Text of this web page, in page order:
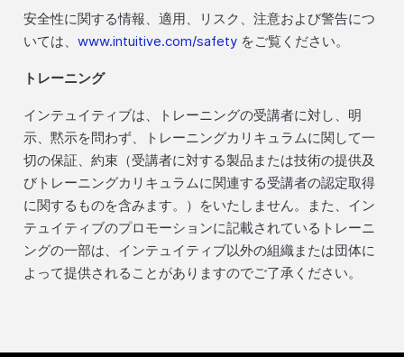
安全性に関する情報、適用、リスク、注意および警告につ
いては、 www.intuitive.com/safety をご覧ください。
トレーニング
インテュイティブは、トレーニングの受講者に対し、明
示、黙示を問わず、トレーニングカリキュラムに関して一
切の保証、約束（受講者に対する製品または技術の提供及
びトレーニングカリキュラムに関連する受講者の認定取得
に関するものを含みます。）をいたしません。また、イン
テュイティブのプロモーションに記載されているトレーニ
ングの一部は、インテュイティブ以外の組織または団体に
よって提供されることがありますのでご了承ください。